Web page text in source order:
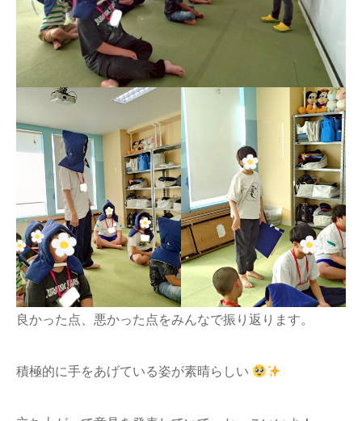
良かった点、悪かった点をみんなで振り返ります。
積極的に手をあげている姿が素晴らしい